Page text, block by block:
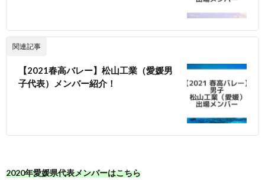
関連記事
【2021春高バレー】松山工業（愛媛男
子代表）メンバー紹介！
2020年愛媛県代表メンバーはこちら